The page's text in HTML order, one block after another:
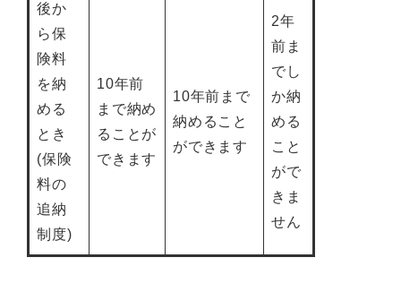
後か
ら保
険料
を納
める
とき
(保険
料の
追納
制度)
10年前
まで納め
ることが
できます
10年前まで
納めること
ができます
2年
前ま
でし
か納
める
こと
がで
きま
せん